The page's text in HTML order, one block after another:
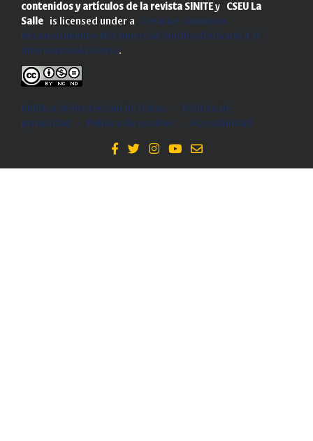
contenidos y artículos de la revista SINITEy CSEU La
Salle is licensed under a Creative Commons
Reconocimiento-NoComercial-SinObraDerivada 4.0
Internacional License.
Política de Protección de Datos -
Politica de
privacidad
- Política de cookies - Accesibilidad